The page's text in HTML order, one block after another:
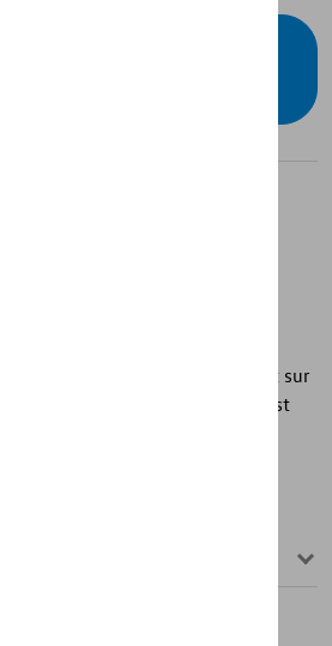
d'origine avec inscription «
le véhicule. Le film noir
du véhicule et met l'accent sur
dans un atelier agréé est